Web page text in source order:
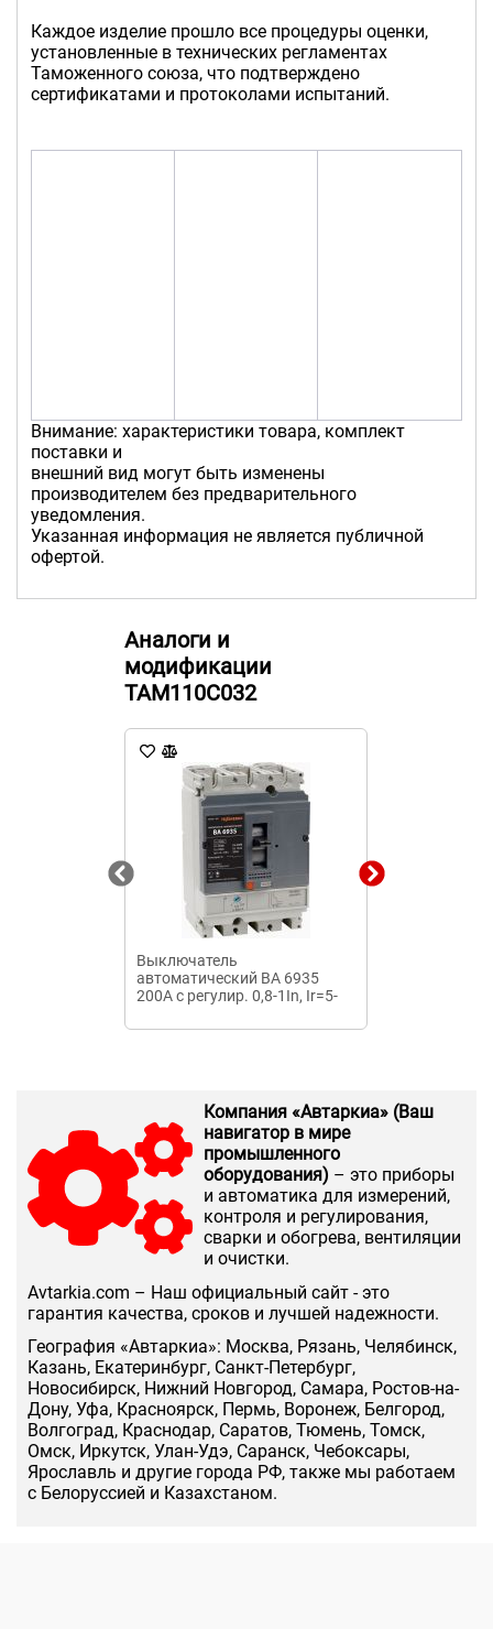
Каждое изделие прошло все процедуры оценки,
установленные в технических регламентах
Таможенного союза, что подтверждено
сертификатами и протоколами испытаний.
Внимание: характеристики товара, комплект
поставки и
внешний вид могут быть изменены
производителем без предварительного
уведомления.
Указанная информация не является публичной
офертой.
Аналоги и
модификации
TAM110C032
Выключатель
автоматический ВА 6935
200А с регулир. 0,8-1In, Ir=5-
Компания «Автаркиа» (Ваш
навигатор в мире
промышленного
оборудования) – это приборы
и автоматика для измерений,
контроля и регулирования,
сварки и обогрева, вентиляции
и очистки.
Аvtarkia.com – Наш официальный сайт - это
гарантия качества, сроков и лучшей надежности.
География «Автаркиа»: Москва, Рязань, Челябинск,
Казань, Екатеринбург, Санкт-Петербург,
Новосибирск, Нижний Новгород, Самара, Ростов-на-
Дону, Уфа, Красноярск, Пермь, Воронеж, Белгород,
Волгоград, Краснодар, Саратов, Тюмень, Томск,
Омск, Иркутск, Улан-Удэ, Саранск, Чебоксары,
Ярославль и другие города РФ, также мы работаем
с Белоруссией и Казахстаном.